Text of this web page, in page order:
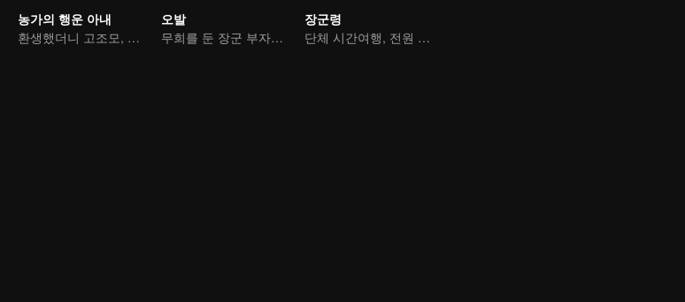
농가의 행운 아내
환생했더니 고조모, 운명을 바꾼다
오발
무희를 둔 장군 부자의 사랑 쟁탈전
장군령
단체 시간여행, 전원 풀 가동